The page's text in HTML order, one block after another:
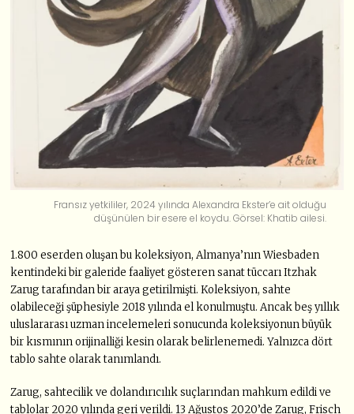
Fransız yetkililer, 2024 yılında Alexandra Ekster’e ait olduğu
düşünülen bir esere el koydu. Görsel: Khatib ailesi.
1.800 eserden oluşan bu koleksiyon, Almanya’nın Wiesbaden
kentindeki bir galeride faaliyet gösteren sanat tüccarı Itzhak
Zarug tarafından bir araya getirilmişti. Koleksiyon, sahte
olabileceği şüphesiyle 2018 yılında el konulmuştu. Ancak beş yıllık
uluslararası uzman incelemeleri sonucunda koleksiyonun büyük
bir kısmının orijinalliği kesin olarak belirlenemedi. Yalnızca dört
tablo sahte olarak tanımlandı.
Zarug, sahtecilik ve dolandırıcılık suçlarından mahkum edildi ve
tablolar 2020 yılında geri verildi. 13 Ağustos 2020’de Zarug, Frisch